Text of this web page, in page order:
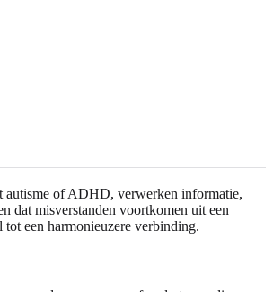
autisme of ADHD, verwerken informatie,
dat misverstanden voortkomen uit een
een harmonieuzere verbinding.